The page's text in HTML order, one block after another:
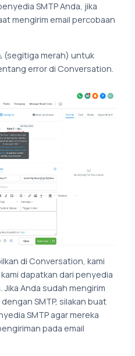
SMTP Anda, jika
mengirim email percobaan
(segitiga merah) untuk
error di Conversation.
di Conversation, kami
dapatkan dari penyedia
Jika Anda sudah mengirim
SMTP, silakan buat
SMTP agar mereka
pada email